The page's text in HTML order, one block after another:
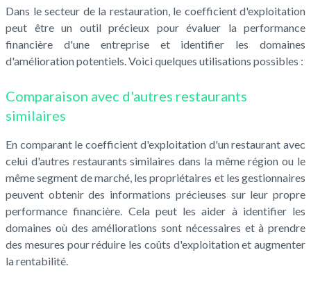
Dans le secteur de la restauration, le coefficient d'exploitation
peut être un outil précieux pour évaluer la performance
financière d'une entreprise et identifier les domaines
d'amélioration potentiels. Voici quelques utilisations possibles :
Comparaison avec d'autres restaurants
similaires
En comparant le coefficient d'exploitation d'un restaurant avec
celui d'autres restaurants similaires dans la même région ou le
même segment de marché, les propriétaires et les gestionnaires
peuvent obtenir des informations précieuses sur leur propre
performance financière. Cela peut les aider à identifier les
domaines où des améliorations sont nécessaires et à prendre
des mesures pour réduire les coûts d'exploitation et augmenter
la rentabilité.